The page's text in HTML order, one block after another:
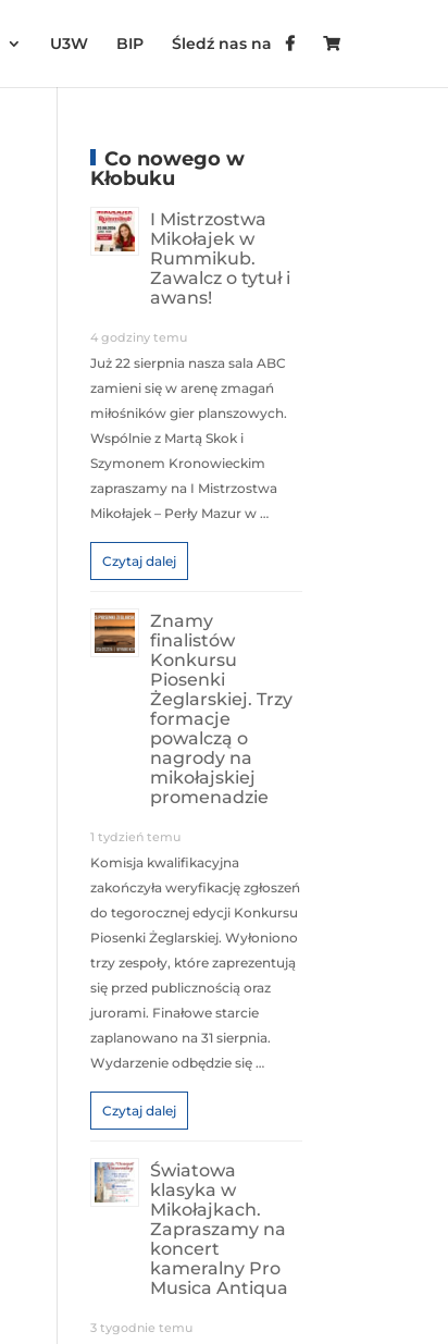
U3W BIP Śledź nas na
Co nowego w
Kłobuku
I Mistrzostwa
Mikołajek w
Rummikub.
Zawalcz o tytuł i
awans!
4 godziny temu
Już 22 sierpnia nasza sala ABC
zamieni się w arenę zmagań
miłośników gier planszowych.
Wspólnie z Martą Skok i
Szymonem Kronowieckim
zapraszamy na I Mistrzostwa
Mikołajek – Perły Mazur w …
Czytaj dalej
Znamy
finalistów
Konkursu
Piosenki
Żeglarskiej. Trzy
formacje
powalczą o
nagrody na
mikołajskiej
promenadzie
1 tydzień temu
Komisja kwalifikacyjna
zakończyła weryfikację zgłoszeń
do tegorocznej edycji Konkursu
Piosenki Żeglarskiej. Wyłoniono
trzy zespoły, które zaprezentują
się przed publicznością oraz
jurorami. Finałowe starcie
zaplanowano na 31 sierpnia.
Wydarzenie odbędzie się …
Czytaj dalej
Światowa
klasyka w
Mikołajkach.
Zapraszamy na
koncert
kameralny Pro
Musica Antiqua
3 tygodnie temu